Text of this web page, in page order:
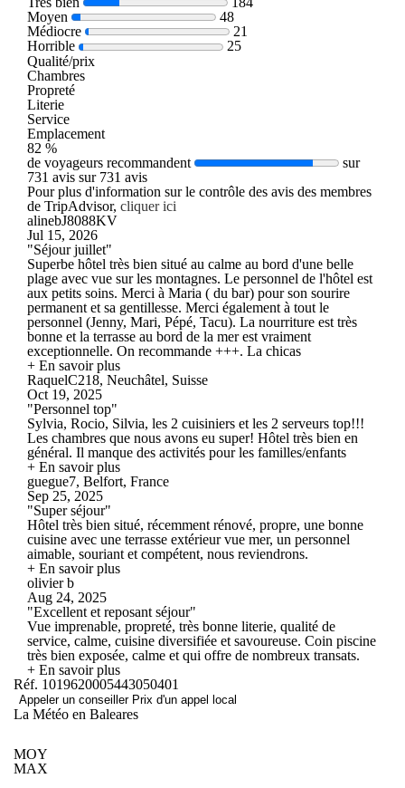
Moyen
48
Médiocre
21
Horrible
25
Qualité/prix
Chambres
Propreté
Literie
Service
Emplacement
82 %
de voyageurs recommandent
sur
731 avis sur 731 avis
Pour plus d'information sur le contrôle des avis des membres
de TripAdvisor, cliquer ici
alinebJ8088KV
Jul 15, 2026
"Séjour juillet"
Superbe hôtel très bien situé au calme au bord d'une belle
plage avec vue sur les montagnes. Le personnel de l'hôtel est
aux petits soins. Merci à Maria ( du bar) pour son sourire
permanent et sa gentillesse. Merci également à tout le
personnel (Jenny, Mari, Pépé, Tacu). La nourriture est très
bonne et la terrasse au bord de la mer est vraiment
exceptionnelle. On recommande +++. La chicas
+ En savoir plus
RaquelC218, Neuchâtel, Suisse
Oct 19, 2025
"Personnel top"
Sylvia, Rocio, Silvia, les 2 cuisiniers et les 2 serveurs top!!!
Les chambres que nous avons eu super! Hôtel très bien en
général. Il manque des activités pour les familles/enfants
+ En savoir plus
guegue7, Belfort, France
Sep 25, 2025
"Super séjour"
Hôtel très bien situé, récemment rénové, propre, une bonne
cuisine avec une terrasse extérieur vue mer, un personnel
aimable, souriant et compétent, nous reviendrons.
+ En savoir plus
olivier b
Aug 24, 2025
"Excellent et reposant séjour"
Vue imprenable, propreté, très bonne literie, qualité de
service, calme, cuisine diversifiée et savoureuse. Coin piscine
très bien exposée, calme et qui offre de nombreux transats.
+ En savoir plus
Réf. 1019620005443050401
Appeler un conseiller Prix d'un appel local
La Météo en Baleares
MOY
MAX